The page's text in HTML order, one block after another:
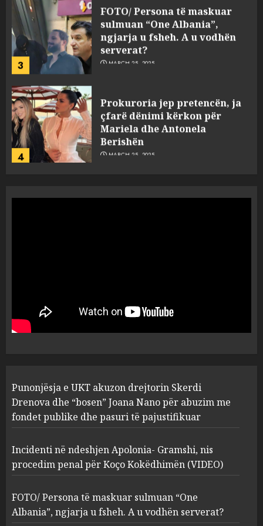
3
FOTO/ Persona të maskuar
sulmuan “One Albania”,
ngjarja u fsheh. A u vodhën
serverat?
MARCH 25, 2025
4
Prokuroria jep pretencën, ja
çfarë dënimi kërkon për
Mariela dhe Antonela
Berishën
MARCH 25, 2025
1
“bosen” Joana Nano për
abuzim me fondet publike dhe
pasuri të pajustifikuar
2
Apolonia- Gramshi, nis
procedim penal për Koço
Kokëdhimën (VIDEO)
MARCH 27, 2025
3
FOTO/ Persona të maskuar
sulmuan “One Albania”,
ngjarja u fsheh. A u vodhën
serverat?
MARCH 25, 2025
Punonjësja e UKT akuzon drejtorin Skerdi
Drenova dhe “bosen” Joana Nano për abuzim me
fondet publike dhe pasuri të pajustifikuar
Incidenti në ndeshjen Apolonia- Gramshi, nis
procedim penal për Koço Kokëdhimën (VIDEO)
FOTO/ Persona të maskuar sulmuan “One
Albania”, ngjarja u fsheh. A u vodhën serverat?